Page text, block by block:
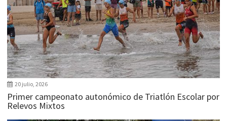
20 julio, 2026
Primer campeonato autonómico de Triatlón Escolar por
Relevos Mixtos